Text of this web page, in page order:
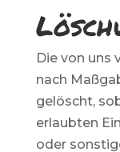
Die von uns
nach
gelöscht,
erlaubten
oder